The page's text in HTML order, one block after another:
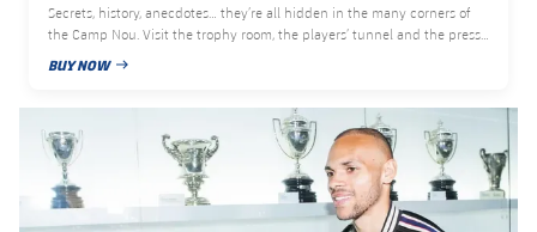
Secrets, history, anecdotes… they’re all hidden in the many corners of
the Camp Nou. Visit the trophy room, the players’ tunnel and the press
Stadium Tour & Museum.
BUY NOW
PUBLISHED NEWS